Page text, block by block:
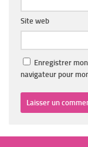
Site web
Enregistrer
navigateur pour